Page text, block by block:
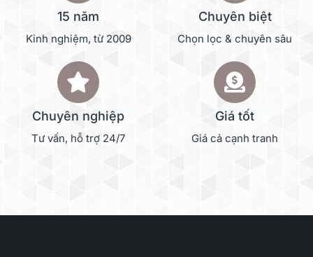
15 năm
Kinh nghiệm, từ 2009
Chuyên biệt
Chọn lọc & chuyên sâu
Chuyên nghiệp
Tư vấn, hỗ trợ 24/7
Giá tốt
Giá cả cạnh tranh